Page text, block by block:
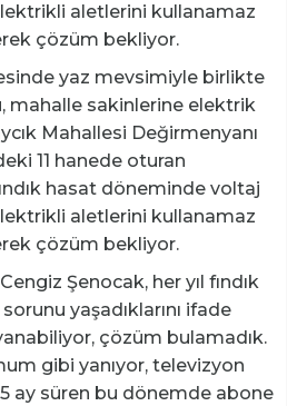
aletlerini kullanamaz
çözüm bekliyor.
yaz mevsimiyle birlikte
mahalle sakinlerine elektrik
Mahallesi Değirmenyanı
11 hanede oturan
hasat döneminde voltaj
aletlerini kullanamaz
çözüm bekliyor.
Şenocak, her yıl fındık
yaşadıklarını ifade
çözüm bulamadık.
gibi yanıyor, televizyon
ay süren bu dönemde abone